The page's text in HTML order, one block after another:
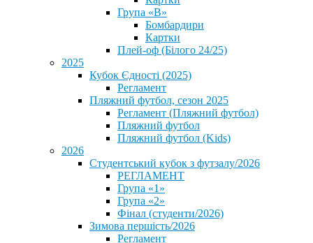
Група «В»
Бомбардири
Картки
Плей-оф (Білого 24/25)
2025
Кубок Єдності (2025)
Регламент
Пляжний футбол, сезон 2025
Регламент (Пляжний футбол)
Пляжний футбол
Пляжний футбол (Kids)
2026
Студентський кубок з футзалу/2026
РЕГЛАМЕНТ
Група «1»
Група «2»
Фінал (студенти/2026)
⁨Зимова першість/2026⁩
Регламент